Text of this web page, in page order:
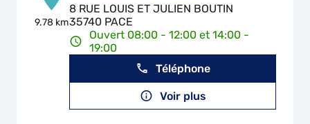
9.78 km
8 RUE LOUIS ET JULIEN BOUTIN
35740 PACE
Ouvert 08:00 - 12:00 et 14:00 -
19:00
Téléphone
Voir plus